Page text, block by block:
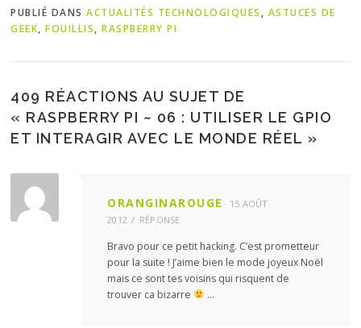
PUBLIÉ DANSACTUALITÉS TECHNOLOGIQUES , ASTUCES DE
GEEK,FOUILLIS,RASPBERRY PI
409 RÉACTIONS AU SUJET DE
« RASPBERRY PI ~ 06 : UTILISER LE GPIO
ET INTERAGIR AVEC LE MONDE RÉEL »
ORANGINAROUGE
15 AOÛT
2012
RÉPONSE
Bravo pour ce petit hacking. C’est prometteur
pour la suite ! J’aime bien le mode joyeux Noël
mais ce sont tes voisins qui risquent de
trouver ca bizarre
…